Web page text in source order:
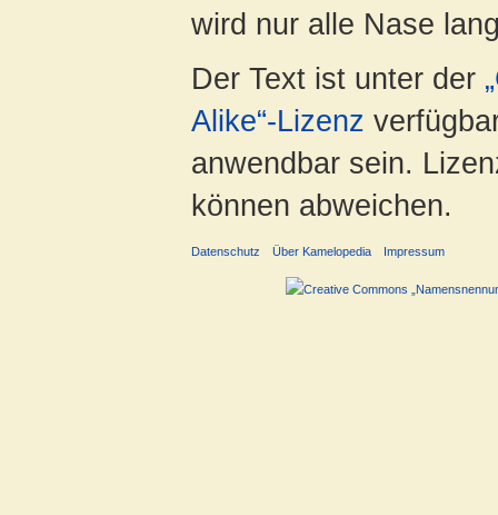
wird nur alle Nase
Der Text ist unter der
Alike“-Lizenz
anwendbar sein.
können abweichen.
Datenschutz Über Kamelopedia Impressum